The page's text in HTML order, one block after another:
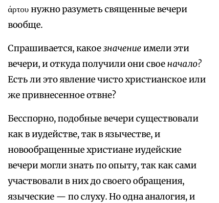
άρτου нужно разуметь священные вечери
вообще.
Спрашивается, какоезначениеимели эти
вечери, и откуда получили они свое начало?
Есть ли это явление чисто христианское или
же привнесенное отвне?
Бесспорно, подобные вечери существовали
как в иудействе, так в язычестве, и
новообращенные христиане иудейские
вечери могли знать по опыту, так как сами
участвовали в них до своего обращения,
языческие — по слуху. Но одна аналогия, и